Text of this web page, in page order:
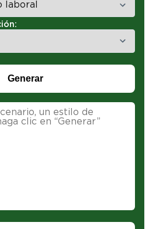
Generar